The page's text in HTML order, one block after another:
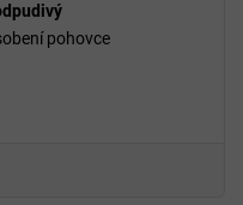
pohovce